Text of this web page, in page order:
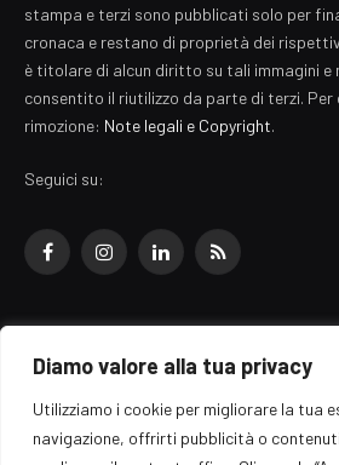
Diamo valore alla tua privacy
Utilizziamo i cookie per migliorare la tua
navigazione, offrirti pubblicità o
stampa e terzi sono pubblicati solo per
cronaca e restano di proprietà dei
è titolare di alcun diritto su tali immagini e
consentito il riutilizzo da parte di terzi.
rimozione: Note legali e Copyright.
Seguici su:
FacebookInstagramLinkedInRSS
© 2026 EZ Rome Designed by
Il portale EZ Rome e' una testata
registrata al tribunale di Roma -